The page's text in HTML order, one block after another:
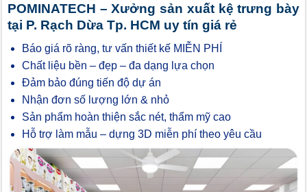
POMINATECH – Xưởng sản xuất kệ trưng bày
tại P. Rạch Dừa Tp. HCM uy tín giá rẻ
Báo giá rõ ràng, tư vấn thiết kế MIỄN PHÍ
Chất liệu bền – đẹp – đa dạng lựa chọn
Đảm bảo đúng tiến độ dự án
Nhận đơn số lượng lớn & nhỏ
Sản phẩm hoàn thiện sắc nét, thẩm mỹ cao
Hỗ trợ làm mẫu – dựng 3D miễn phí theo yêu cầu